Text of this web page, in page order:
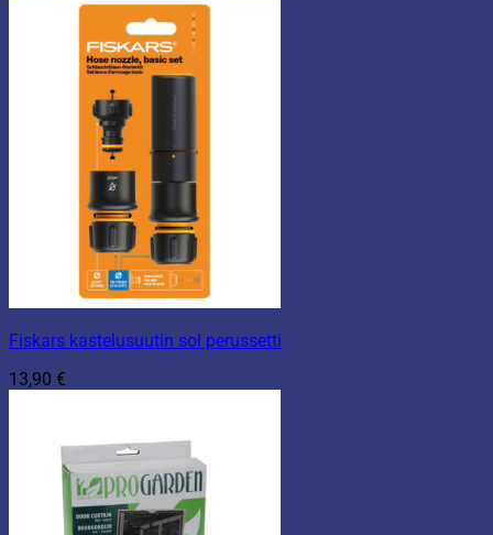
Fiskars kastelusuutin sol perussetti
13,90 €